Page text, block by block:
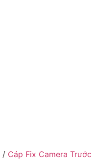
/ Cáp Fix Camera Trước